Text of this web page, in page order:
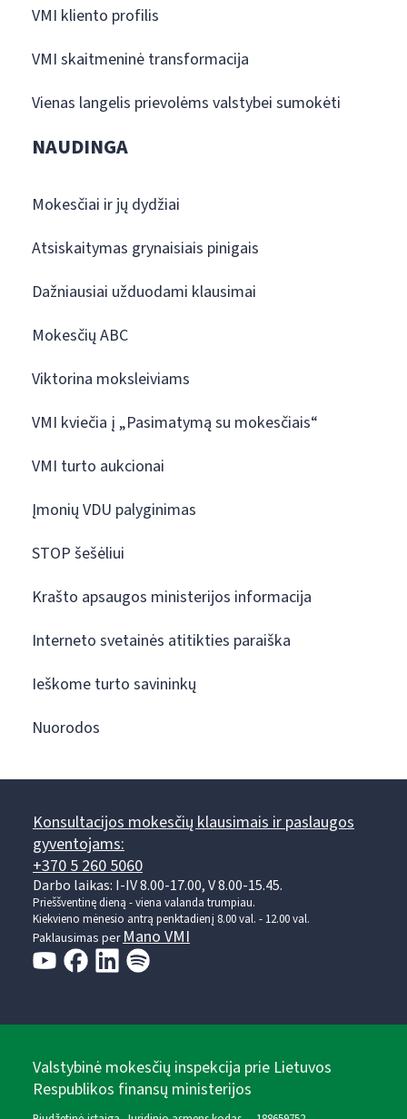
VMI kliento profilis
VMI skaitmeninė transformacija
Vienas langelis prievolėms valstybei sumokėti
NAUDINGA
Mokesčiai ir jų dydžiai
Atsiskaitymas grynaisiais pinigais
Dažniausiai užduodami klausimai
Mokesčių ABC
Viktorina moksleiviams
VMI kviečia į „Pasimatymą su mokesčiais“
VMI turto aukcionai
Įmonių VDU palyginimas
STOP šešėliui
Krašto apsaugos ministerijos informacija
Interneto svetainės atitikties paraiška
Ieškome turto savininkų
Nuorodos
Konsultacijos mokesčių klausimais ir paslaugos
gyventojams:
+370 5 260 5060
Darbo laikas: I-IV 8.00-17.00, V 8.00-15.45.
Prieššventinę dieną - viena valanda trumpiau.
Kiekvieno mėnesio antrą penktadienį 8.00 val. - 12.00 val.
Paklausimas perMano VMI
Valstybinė mokesčių inspekcija prie Lietuvos
Respublikos finansų ministerijos